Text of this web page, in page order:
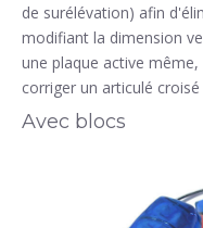
de surélévation) afin
modifiant la dimension
une plaque active
corriger un articulé
Avec blocs